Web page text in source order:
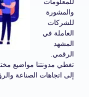
والمشورة
للشركات
العاملة في
المشهد
الرقمي.
تغطي مدونتنا مواضيع
إلى اتجاهات الصناعة